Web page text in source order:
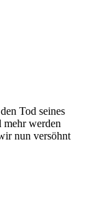
Tod seines
mehr werden
nun versöhnt